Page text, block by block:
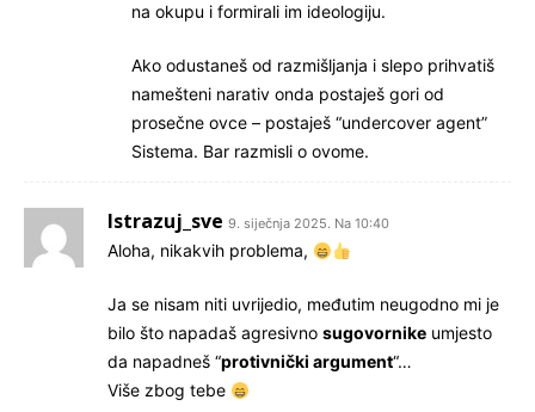
na okupu i formirali im ideologiju.
Ako odustaneš od razmišljanja i slepo prihvatiš
namešteni narativ onda postaješ gori od
prosečne ovce – postaješ “undercover agent”
Sistema. Bar razmisli o ovome.
Istrazuj_sve 9. siječnja 2025. Na 10:40
Aloha, nikakvih problema,
Ja se nisam niti uvrijedio, međutim neugodno mi je
bilo što napadaš agresivno sugovornike umjesto
da napadneš “protivnički argument“…
Više zbog tebe